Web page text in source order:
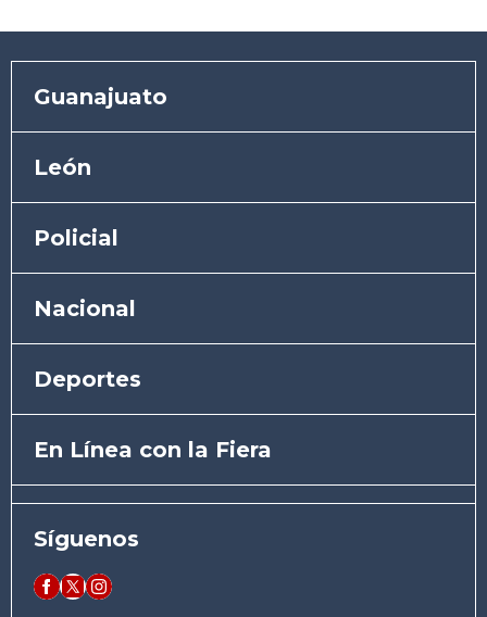
Guanajuato
León
Policial
Nacional
Deportes
En Línea con la Fiera
Síguenos